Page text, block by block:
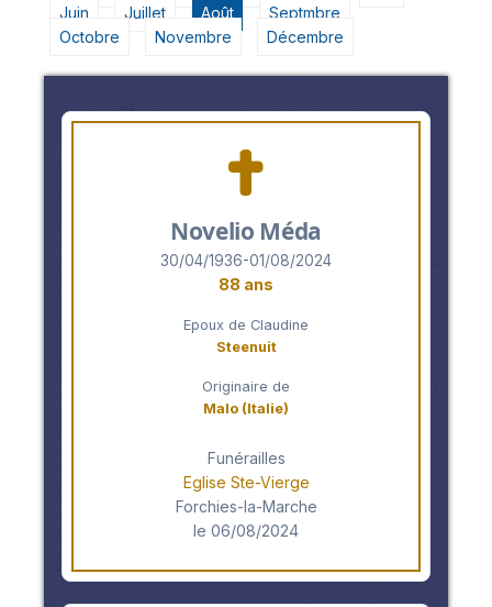
Juin
Juillet Août
Septmbre
Octobre
Novembre Décembre
Novelio Méda
30/04/1936-01/08/2024
88 ans
Epoux de Claudine
Steenuit
Originaire de
Malo (Italie)
Funérailles
Eglise Ste-Vierge
Forchies-la-Marche
le 06/08/2024